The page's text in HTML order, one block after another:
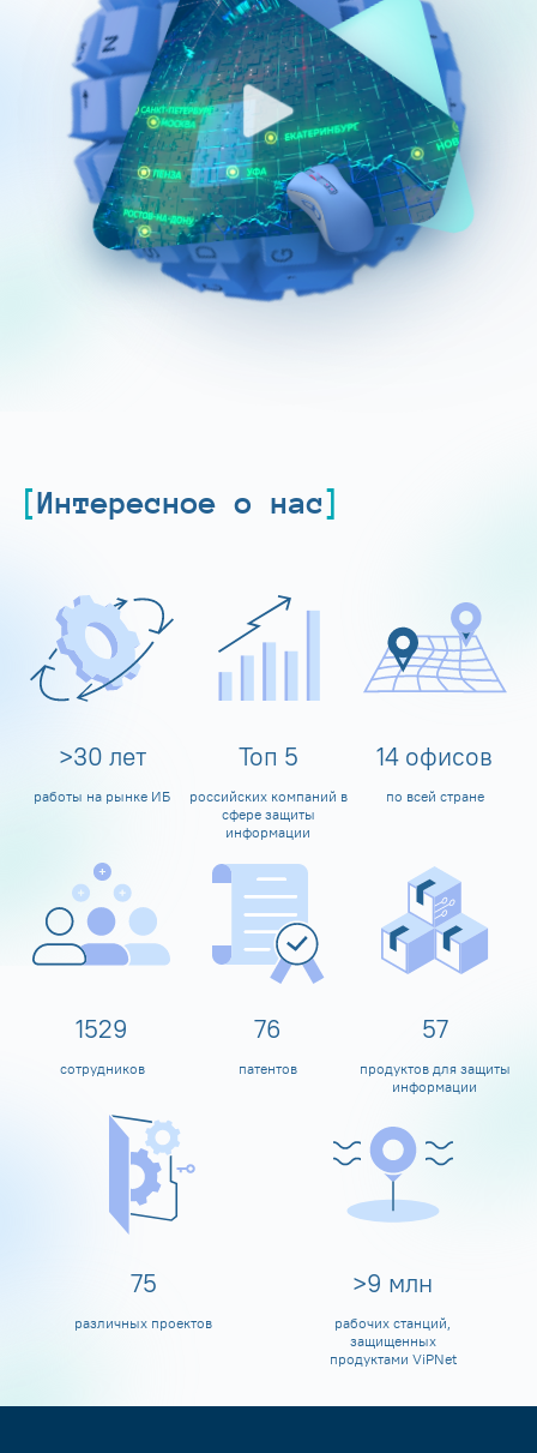
Интересное о нас
>30 лет
работы на рынке ИБ
Топ 5
российских компаний в
сфере защиты
информации
14 офисов
по всей стране
1600
сотрудников
80
патентов
60
продуктов для защиты
информации
80
различных проектов
>10 млн
рабочих станций,
защищенных
продуктами ViPNet